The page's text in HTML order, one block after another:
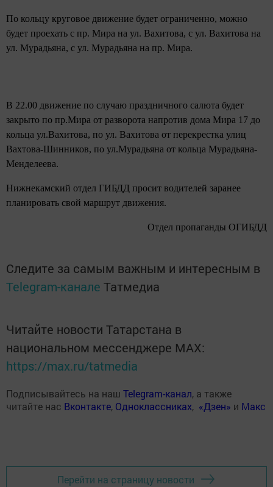
По кольцу круговое движение будет ограниченно, можно
будет проехать с пр. Мира на ул. Вахитова, с ул. Вахитова на
ул. Мурадьяна, с ул. Мурадьяна на пр. Мира.
В 22.00 движение по случаю праздничного салюта будет
закрыто по пр.Мира от разворота напротив дома Мира 17 до
кольца ул.Вахитова, по ул. Вахитова от перекрестка улиц
Вахтова-Шинников, по ул.Мурадьяна от кольца Мурадьяна-
Менделеева.
Нижнекамский отдел ГИБДД просит водителей заранее
планировать свой маршрут движения.
Отдел пропаганды ОГИБДД
Следите за самым важным и интересным в
Telegram-канале Татмедиа
Читайте новости Татарстана в
национальном мессенджере MАХ:
https://max.ru/tatmedia
Подписывайтесь на наш Telegram-канал, а также
читайте нас Вконтакте, Одноклассниках, «Дзен» и Макс
Перейти на страницу новости